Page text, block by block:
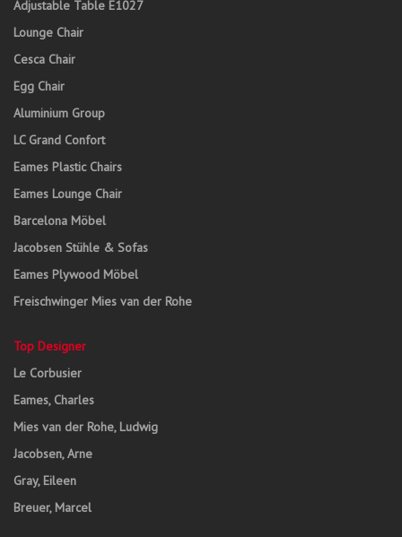
Adjustable Table E1027
Lounge Chair
Cesca Chair
Egg Chair
Aluminium Group
LC Grand Confort
Eames Plastic Chairs
Eames Lounge Chair
Barcelona Möbel
Jacobsen Stühle & Sofas
Eames Plywood Möbel
Freischwinger Mies van der Rohe
Top Designer
Le Corbusier
Eames, Charles
Mies van der Rohe, Ludwig
Jacobsen, Arne
Gray, Eileen
Breuer, Marcel